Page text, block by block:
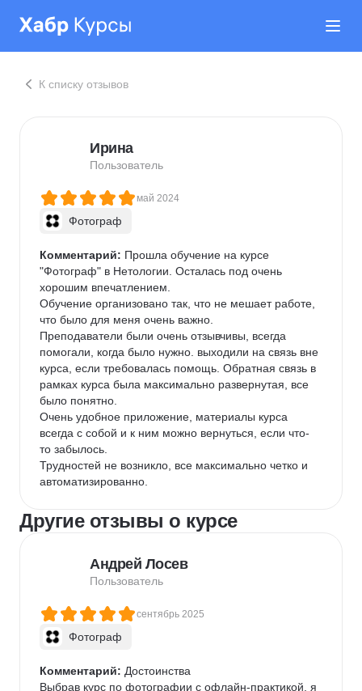
К списку отзывов
Ирина
Пользователь
май 2024
Фотограф
Комментарий: Прошла обучение на курсе
"Фотограф" в Нетологии. Осталась под очень
хорошим впечатлением.
Обучение организовано так, что не мешает работе,
что было для меня очень важно.
Преподаватели были очень отзывчивы, всегда
помогали, когда было нужно. выходили на связь вне
курса, если требовалась помощь. Обратная связь в
рамках курса была максимально развернутая, все
было понятно.
Очень удобное приложение, материалы курса
всегда с собой и к ним можно вернуться, если что-
то забылось.
Трудностей не возникло, все максимально четко и
автоматизированно.
Другие отзывы о курсе
Андрей Лосев
Пользователь
сентябрь 2025
Фотограф
Комментарий: Достоинства
Выбрав курс по фотографии с офлайн-практикой, я